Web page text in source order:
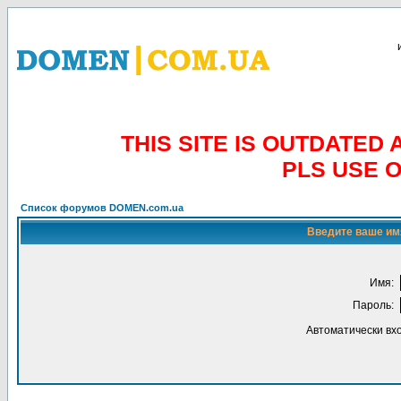
THIS SITE IS OUTDATED
PLS USE
Список форумов DOMEN.com.ua
Введите ваше
Имя:
Пароль:
Автоматически